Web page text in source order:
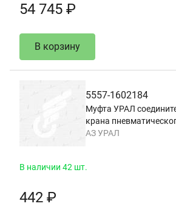
54 745 ₽
В корзину
5557-1602184
Муфта УРАЛ
крана
АЗ УРАЛ
В наличии 42 шт.
442 ₽